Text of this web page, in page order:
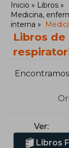
Inicio
Libros
Medicina,
interna
Libros de
Ver:
Libros